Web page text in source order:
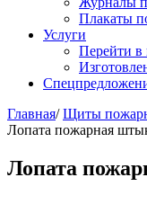
Плакаты
Услуги
Перейти в
Главная/Щиты
Лопата пожарная
Лопата